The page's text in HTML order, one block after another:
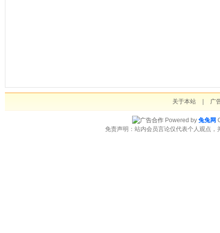
关于本站 广
Powered by 兔兔网
免责声明：站内会员言论仅代表个人观点